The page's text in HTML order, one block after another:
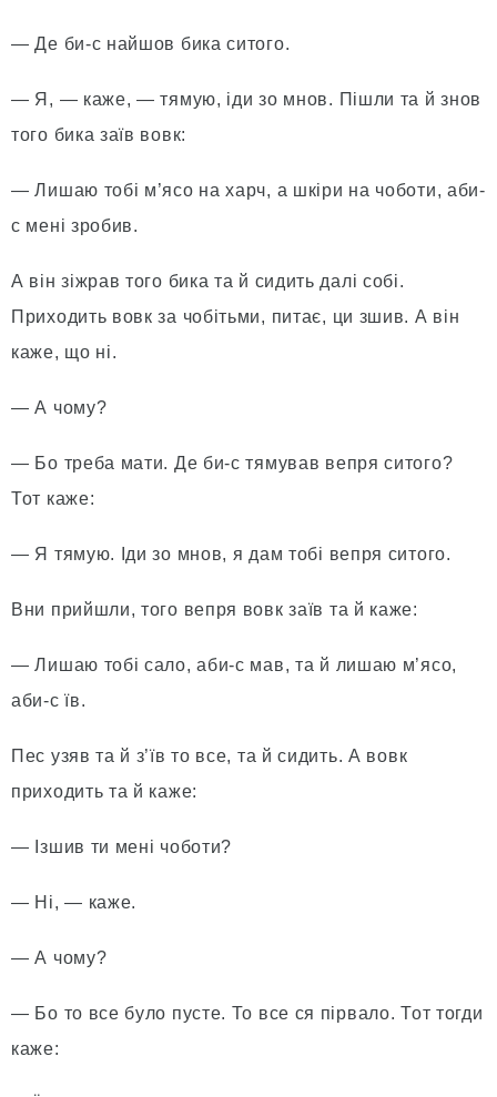
— Де би-с найшов бика ситого.
— Я, — каже, — тямую, іди зо мнов. Пішли та й знов
того бика заїв вовк:
— Лишаю тобі м’ясо на харч, а шкіри на чоботи, аби-
с мені зробив.
А він зіжрав того бика та й сидить далі собі.
Приходить вовк за чобітьми, питає, ци зшив. А він
каже, що ні.
— А чому?
— Бо треба мати. Де би-с тямував вепря ситого?
Тот каже:
— Я тямую. Іди зо мнов, я дам тобі вепря ситого.
Вни прийшли, того вепря вовк заїв та й каже:
— Лишаю тобі сало, аби-с мав, та й лишаю м’ясо,
аби-с їв.
Пес узяв та й з’їв то все, та й сидить. А вовк
приходить та й каже:
— Ізшив ти мені чоботи?
— Ні, — каже.
— А чому?
— Бо то все було пусте. То все ся пірвало. Тот тогди
каже: